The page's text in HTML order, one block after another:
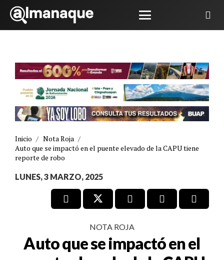
Inicio / Nota Roja /
Auto que se impactó en el puente elevado de la CAPU tiene
reporte de robo
LUNES, 3 MARZO, 2025
NOTA ROJA
Auto que se impactó en el